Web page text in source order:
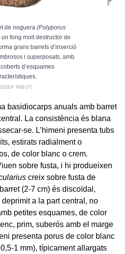
de noguera (Polyporus
un fong molt destructor de
grans barrets d’inserció
i superposats, amb
d’esquames
RIBOT.
basidiocarps anuals amb barret
La consistència és blana
se. L’himeni presenta tubs
estirats radialment o
de color blanc o crem.
sobre fusta, i hi produeixen
creix sobre fusta de
(2-7 cm) és discoïdal,
a la part central, no
petites esquames, de color
prim, suberós amb el marge
presenta porus de color blanc
1 mm), típicament allargats